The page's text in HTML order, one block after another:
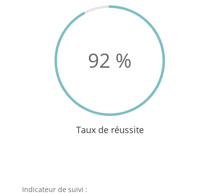
92 %
Taux de réussite
Indicateur de suivi :